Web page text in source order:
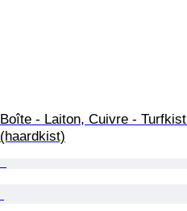
Boîte - Laiton, Cuivre - Turfkist
(haardkist)